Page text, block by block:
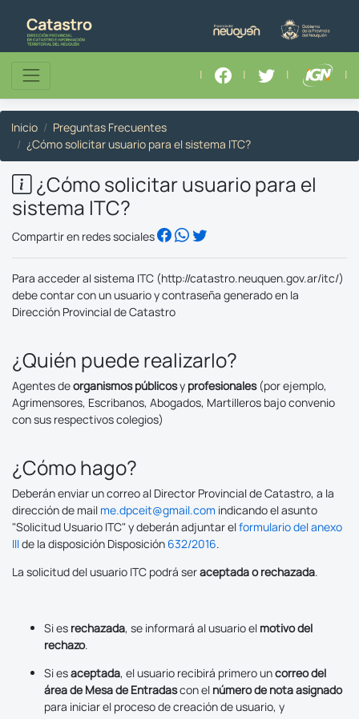
| | | |
Inicio
Preguntas Frecuentes
¿Cómo solicitar usuario para el sistema ITC?
¿Cómo solicitar usuario para el
sistema ITC?
Compartir en redes sociales
Para acceder al sistema ITC (http://catastro.neuquen.gov.ar/itc/)
debe contar con un usuario y contraseña generado en la
Dirección Provincial de Catastro
¿Quién puede realizarlo?
Agentes deorganismos públicosy profesionales(por ejemplo,
Agrimensores, Escribanos, Abogados, Martilleros bajo convenio
con sus respectivos colegios)
¿Cómo hago?
Deberán enviar un correo al Director Provincial de Catastro, a la
dirección de mail me.dpceit@gmail.com indicando el asunto
"Solicitud Usuario ITC" y deberán adjuntar elformulario del anexo
IIIde la disposición Disposición 632/2016.
La solicitud del usuario ITC podrá seraceptada o rechazada.
Si es rechazada, se informará al usuario el motivo del
rechazo.
Si esaceptada, el usuario recibirá primero uncorreo del
área de Mesa de Entradascon el número de nota asignado
para iniciar el proceso de creación de usuario, y